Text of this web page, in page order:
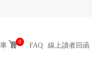
0 FAQ 線上讀者回函